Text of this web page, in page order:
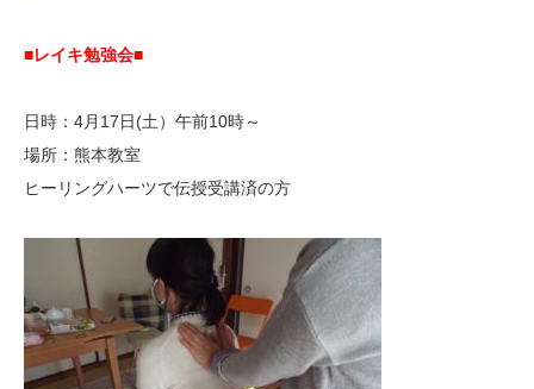
■レイキ勉強会■
日時：4月17日(土）午前10時～
場所：熊本教室
ヒーリングハーツで伝授受講済の方